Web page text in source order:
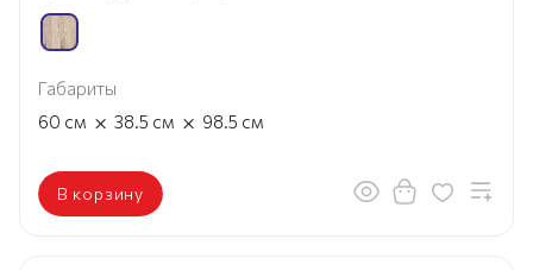
Габариты
60 см × 38.5 см × 98.5 см
В корзину